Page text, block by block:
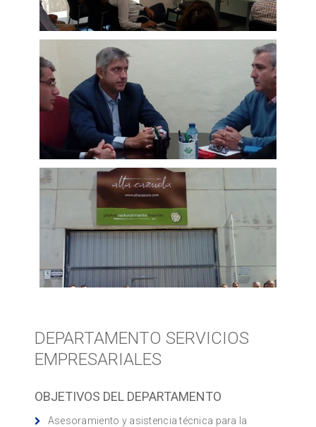
DEPARTAMENTO SERVICIOS
EMPRESARIALES
OBJETIVOS DEL DEPARTAMENTO
Asesoramiento y asistencia técnica para la